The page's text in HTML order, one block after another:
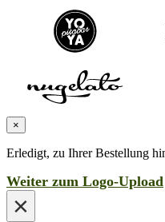
×
Erledigt, zu Ihrer Bestellung
Weiter zum Logo-Upload
×